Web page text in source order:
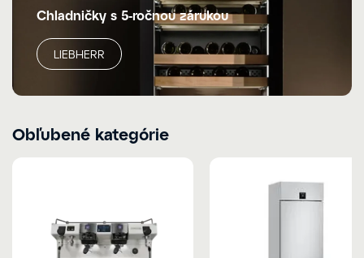
Chladničky s 5-ročnou zárukou
LIEBHERR
Obľubené kategórie